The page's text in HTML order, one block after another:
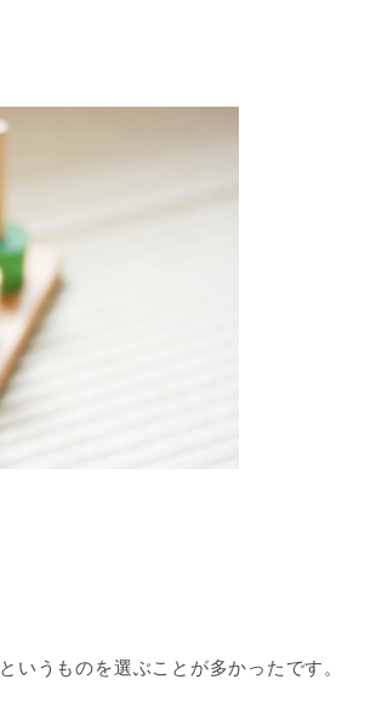
というものを選ぶことが多かったです。